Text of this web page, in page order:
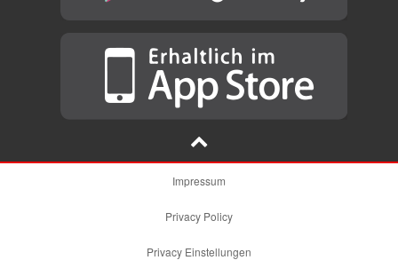
Impressum
Privacy Policy
Privacy Einstellungen